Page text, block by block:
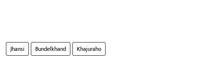
Jhansi Bundelkhand Khajuraho